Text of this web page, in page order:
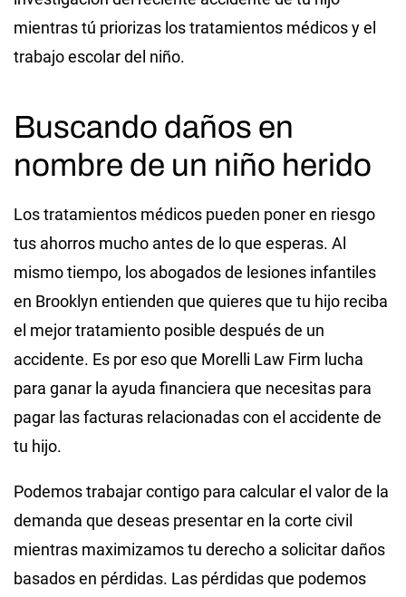
mientras tú priorizas los tratamientos médicos y el
trabajo escolar del niño.
Buscando daños en
nombre de un niño herido
Los tratamientos médicos pueden poner en riesgo
tus ahorros mucho antes de lo que esperas. Al
mismo tiempo, los abogados de lesiones infantiles
en Brooklyn entienden que quieres que tu hijo reciba
el mejor tratamiento posible después de un
accidente. Es por eso que Morelli Law Firm lucha
para ganar la ayuda financiera que necesitas para
pagar las facturas relacionadas con el accidente de
tu hijo.
Podemos trabajar contigo para calcular el valor de la
demanda que deseas presentar en la corte civil
mientras maximizamos tu derecho a solicitar daños
basados en pérdidas. Las pérdidas que podemos